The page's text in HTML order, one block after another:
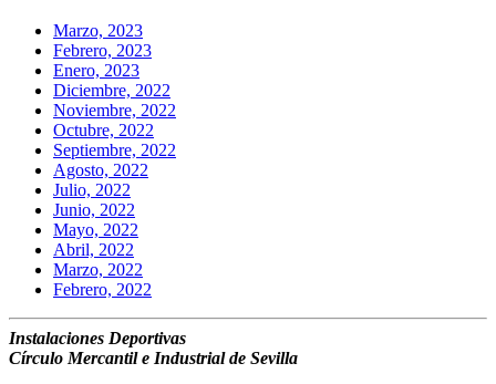
Marzo, 2023
Febrero, 2023
Enero, 2023
Diciembre, 2022
Noviembre, 2022
Octubre, 2022
Septiembre, 2022
Agosto, 2022
Julio, 2022
Junio, 2022
Mayo, 2022
Abril, 2022
Marzo, 2022
Febrero, 2022
Instalaciones Deportivas
Círculo Mercantil e Industrial de Sevilla